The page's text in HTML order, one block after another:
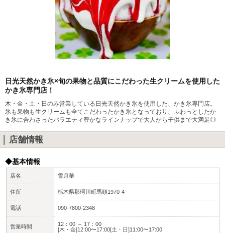
日光天然かき氷×旬の果物と品質にこだわった生クリームを使用した
かき氷専門店！
木・金・土・日のみ営業している日光天然かき氷を使用した、かき氷専門店。
氷も果物も生クリームも全てこだわったかき氷となっており、ふわっとしたか
き氷に合わさったバラエティ豊かなラインナップで大人から子供まで大満足◎
店舗情報
◆基本情報
店名 雪月華
住所 栃木県那珂川町馬頭1970-4
電話 090-7800-2348
営業時間
12：00 ～ 17：00
[木・金]12:00〜17:00[土・日]11:00〜17:00